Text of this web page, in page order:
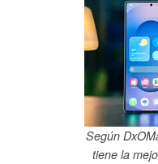
Según
tiene la